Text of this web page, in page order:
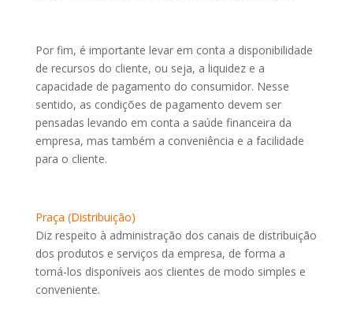
Por fim, é importante levar em conta a disponibilidade
de recursos do cliente, ou seja, a liquidez e a
capacidade de pagamento do consumidor. Nesse
sentido, as condições de pagamento devem ser
pensadas levando em conta a saúde financeira da
empresa, mas também a conveniência e a facilidade
para o cliente.
Praça (Distribuição)
Diz respeito à administração dos canais de distribuição
dos produtos e serviços da empresa, de forma a
torná-los disponíveis aos clientes de modo simples e
conveniente.